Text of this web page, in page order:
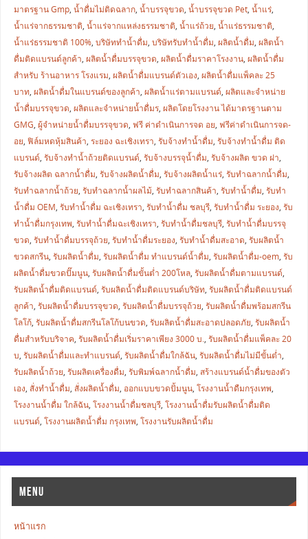
มาตรฐาน Gmp, น้ำดื่มไม่ติดฉลาก, น้ำบรรจุขวด, น้ำบรรจุขวด Pet, น้ำแร่,
น้ำแร่จากธรรมชาติ, น้ำแร่จากแหล่งธรรมชาติ, น้ำแร่ถ้วย, น้ำแร่ธรรมชาติ,
น้ำแร่ธรรมชาติ 100%, บริษัททำน้ำดื่ม, บริษัทรับทำน้ำดื่ม, ผลิตน้ำดื่ม, ผลิตน้ำ
ดื่มติดแบรนด์ลูกค้า, ผลิตน้ำดื่มบรรจุขวด, ผลิตน้ำดื่มราคาโรงงาน, ผลิตน้ำดื่ม
สำหรับ ร้านอาหาร โรงแรม, ผลิตน้ำดื่มแบรนด์ตัวเอง, ผลิตน้ำดื่มแพ็คละ 25
บาท, ผลิตน้ำดื่มในแบรนด์ของลูกค้า, ผลิตน้ำแร่ตามแบรนด์, ผลิตและจำหน่าย
น้ำดื่มบรรจุขวด, ผลิตและจำหน่ายน้ำดื่มร, ผลิตโดยโรงงาน ได้มาตรฐานตาม
GMG, ผู้จำหน่ายน้ำดื่มบรรจุขวด, ฟรี ค่าดำเนินการจด อย, ฟรีค่าดำเนินการจด-
อย, ฟิล์มหดหุ้มสินค้า, ระยอง ฉะเชิงเทรา, รับจ้างทำน้ำดื่ม, รับจ้างทำน้ำดื่ม ติด
แบรนด์, รับจ้างทำน้ำถ้วยติดแบรนด์, รับจ้างบรรจุน้ำดื่ม, รับจ้างผลิต ขวด ฝา,
รับจ้างผลิต ฉลากน้ำดื่ม, รับจ้างผลิตน้ำดื่ม, รับจ้างผลิตน้ำแร่, รับทำฉลากน้ำดื่ม,
รับทำฉลากน้ำถ้วย, รับทำฉลากน้ำผลไม้, รับทำฉลากสินค้า, รับทำน้ำดื่ม, รับทำ
น้ำดื่ม OEM, รับทำน้ำดื่ม ฉะเชิงเทรา, รับทำน้ำดื่ม ชลบุรี, รับทำน้ำดื่ม ระยอง, รับ
ทำน้ำดื่มกรุงเทพ, รับทำน้ำดื่มฉะเชิงเทรา, รับทำน้ำดื่มชลบุรี, รับทำน้ำดื่มบรรจุ
ขวด, รับทำน้ำดื่มบรรจุถ้วย, รับทำน้ำดื่มระยอง, รับทำน้ำดื่มสะอาด, รับผลิตน้ำ
ขวดสกรีน, รับผลิตน้ำดื่ม, รับผลิตน้ำดื่ม ทำแบรนด์น้ำดื่ม, รับผลิตน้ำดื่ม-oem, รับ
ผลิตน้ำดื่มขวดปั๊มนูน, รับผลิตน้ำดื่มขั้นต่ำ 200โหล, รับผลิตน้ำดื่มตามแบรนด์,
รับผลิตน้ำดื่มติดแบรนด์, รับผลิตน้ำดื่มติดแบรนด์บริษัท, รับผลิตน้ำดื่มติดแบรนด์
ลูกค้า, รับผลิตน้ำดื่มบรรจุขวด, รับผลิตน้ำดื่มบรรจุถ้วย, รับผลิตน้ำดื่มพร้อมสกรีน
โลโก้, รับผลิตน้ำดื่มสกรีนโลโก้บนขวด, รับผลิตน้ำดื่มสะอาดปลอดภัย, รับผลิตน้ำ
ดื่มสำหรับบริจาค, รับผลิตน้ำดื่มเริ่มราคาเพียง 3000 บ., รับผลิตน้ำดื่มแพ็คละ 20
บ, รับผลิตน้ำดื่มและทำแบรนด์, รับผลิตน้ำดื่มใกล้ฉัน, รับผลิตน้ำดื่มไม่มีขั้นต่ำ,
รับผลิตน้ำถ้วย, รับผลิตเครื่องดื่ม, รับพิมพ์ฉลากน้ำดื่ม, สร้างแบรนด์น้ำดื่มของตัว
เอง, สั่งทำน้ำดื่ม, สั่งผลิตน้ำดื่ม, ออกแบบขวดปั้มนูน, โรงงานน้ำดืมกรุงเทพ,
โรงงานน้ำดื่ม ใกล้ฉัน, โรงงานน้ำดื่มชลบุรี, โรงงานน้ำดื่มรับผลิตน้ำดื่มติด
แบรนด์, โรงงานผลิตน้ำดื่ม กรุงเทพ, โรงงานรับผลิตน้ำดื่ม
MENU
หน้าแรก